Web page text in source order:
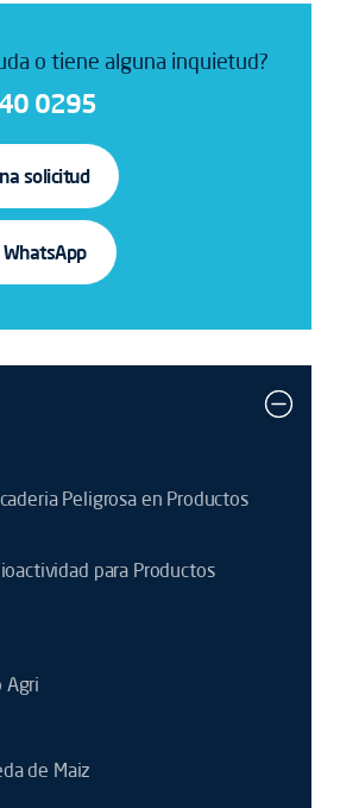
o tiene alguna inquietud?
0295
solicitud
Peligrosa en Productos
para Productos
Agri
de Maiz